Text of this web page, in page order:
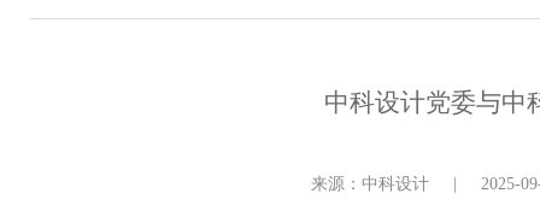
中科设计党委与中
来源：中科设计 2025-